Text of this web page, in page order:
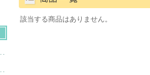
該当する商品はありません。